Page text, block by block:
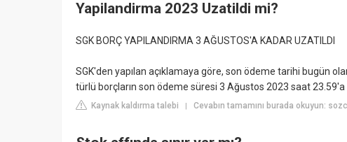
Yapilandirma 2023 Uzatildi mi?
SGK BORÇ YAPILANDIRMA 3 AĞUSTOS'A KADAR UZATILDI
SGK'den yapılan açıklamaya göre, son ödeme tarihi bugün
türlü borçların son ödeme süresi 3 Ağustos 2023 saat 23.59'a
Kaynak kaldırma talebi | Cevabın tamamını burada okuyun: